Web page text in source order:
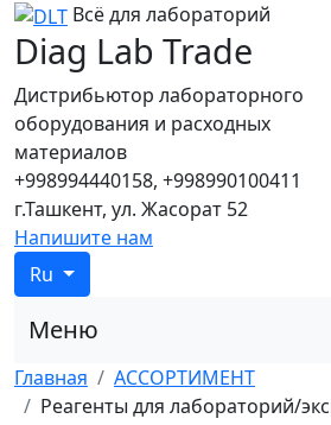
Всё для лабораторий
Diag Lab Trade
Дистрибьютор лабораторного
оборудования и расходных
материалов
+998994440158, +998990100411
г.Ташкент, ул. Жасорат 52
Напишите нам
Ru
Меню
Главная
АССОРТИМЕНТ
Реагенты для лабораторий/